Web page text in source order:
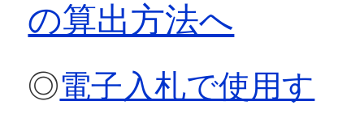
の算出方法へ
◎電子入札で使用す